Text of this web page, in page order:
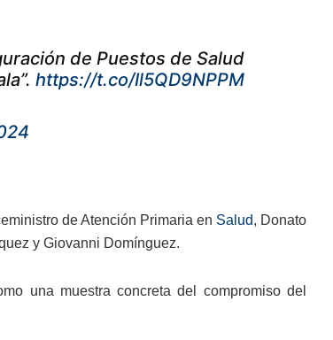
de Puestos de Salud
https://t.co/Il5QD9NPPM
de Atención Primaria en Salud, Donato
y Giovanni Domínguez.
una muestra concreta del compromiso del